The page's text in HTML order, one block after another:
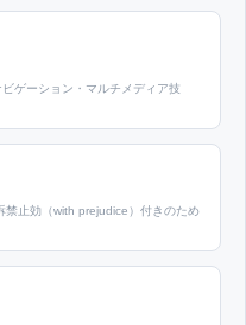
ゲーション・マルチメディア技
禁止効（with prejudice）付きのため